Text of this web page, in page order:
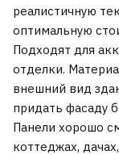
реалистичную
оптимальную
Подходят для
отделки.
внешний вид
придать фасаду
Панели хорошо
коттеджах,